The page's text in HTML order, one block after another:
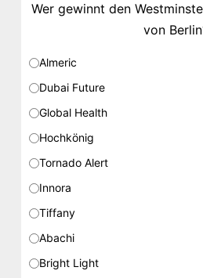
Wer gewinnt den
von
Almeric
Dubai Future
Global Health
Hochkönig
Tornado Alert
Innora
Tiffany
Abachi
Bright Light